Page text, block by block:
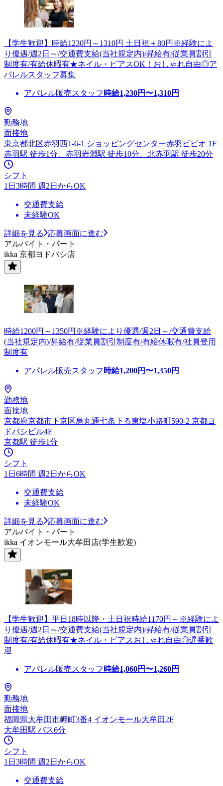
【学生歓迎】時給1230円～1310円 土日祝＋80円※経験によ
り優遇/週2日～/交通費支給(当社規定内)/昇給有/従業員割引
制度有/有給休暇有★ネイル・ピアスOK！おしゃれ自由◎ア
パレルスタッフ募集
アパレル販売スタッフ 時給1,230円〜1,310円
勤務地
面接地
東京都北区赤羽西1-6-1 ショッピングセンター赤羽ビビオ 1F
赤羽駅 徒歩1分、赤羽岩淵駅 徒歩10分、北赤羽駅 徒歩20分
シフト
1日3時間 週2日からOK
交通費支給
未経験OK
詳細を見る
応募画面に進む
アルバイト・パート
ikka 京都ヨドバシ店
時給1200円～1350円※経験により優遇/週2日～/交通費支給
(当社規定内)/昇給有/従業員割引制度有/有給休暇有/社員登用
制度有
アパレル販売スタッフ 時給1,200円〜1,350円
勤務地
面接地
京都府京都市下京区烏丸通七条下る東塩小路町590-2 京都ヨ
ドバシビル4F
京都駅 徒歩1分
シフト
1日6時間 週2日からOK
交通費支給
未経験OK
詳細を見る
応募画面に進む
アルバイト・パート
ikka イオンモール大牟田店(学生歓迎)
【学生歓迎】平日18時以降・土日祝時給1170円～※経験によ
り優遇/週2日～/交通費支給(当社規定内)/昇給有/従業員割引
制度有/有給休暇有★ネイル・ピアスおしゃれ自由◎遅番歓
迎
アパレル販売スタッフ 時給1,060円〜1,260円
勤務地
面接地
福岡県大牟田市岬町3番4 イオンモール大牟田2F
大牟田駅 バス6分
シフト
1日3時間 週2日からOK
交通費支給